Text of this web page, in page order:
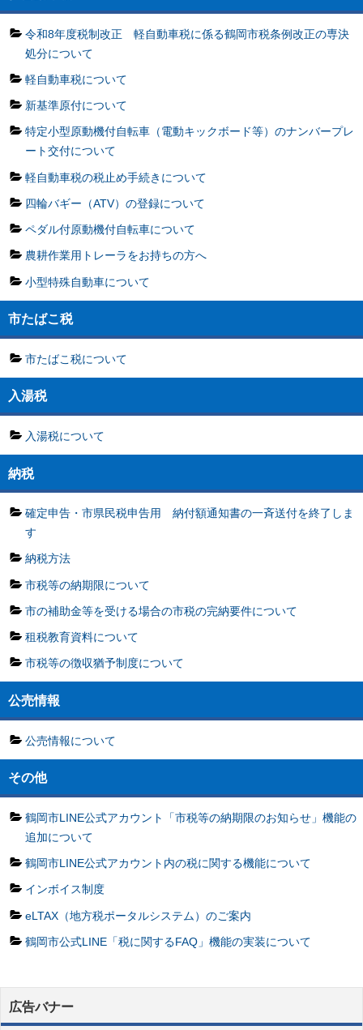
令和8年度税制改正 軽自動車税に係る鶴岡市税条例改正の専決
処分について
軽自動車税について
新基準原付について
特定小型原動機付自転車（電動キックボード等）のナンバープレ
ート交付について
軽自動車税の税止め手続きについて
四輪バギー（ATV）の登録について
ペダル付原動機付自転車について
農耕作業用トレーラをお持ちの方へ
小型特殊自動車について
市たばこ税
市たばこ税について
入湯税
入湯税について
納税
確定申告・市県民税申告用 納付額通知書の一斉送付を終了しま
す
納税方法
市税等の納期限について
市の補助金等を受ける場合の市税の完納要件について
租税教育資料について
市税等の徴収猶予制度について
公売情報
公売情報について
その他
鶴岡市LINE公式アカウント「市税等の納期限のお知らせ」機能の
追加について
鶴岡市LINE公式アカウント内の税に関する機能について
インボイス制度
eLTAX（地方税ポータルシステム）のご案内
鶴岡市公式LINE「税に関するFAQ」機能の実装について
広告バナー